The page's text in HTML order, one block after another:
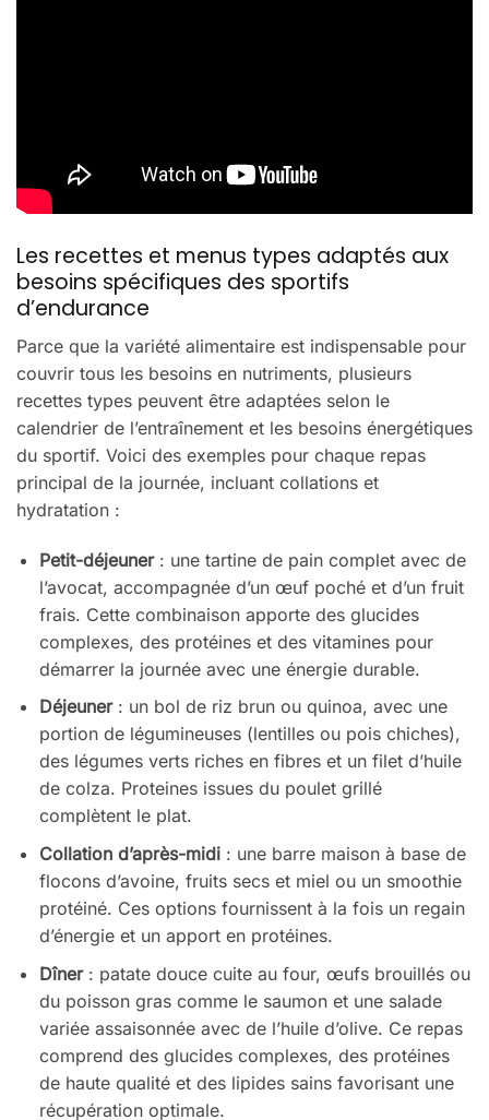
Les recettes et menus types adaptés aux
besoins spécifiques des sportifs
d’endurance
Parce que la variété alimentaire est indispensable pour
couvrir tous les besoins en nutriments, plusieurs
recettes types peuvent être adaptées selon le
calendrier de l’entraînement et les besoins énergétiques
du sportif. Voici des exemples pour chaque repas
principal de la journée, incluant collations et
hydratation :
Petit-déjeuner: une tartine de pain complet avec de
l’avocat, accompagnée d’un œuf poché et d’un fruit
frais. Cette combinaison apporte des glucides
complexes, des protéines et des vitamines pour
démarrer la journée avec une énergie durable.
Déjeuner: un bol de riz brun ou quinoa, avec une
portion de légumineuses (lentilles ou pois chiches),
des légumes verts riches en fibres et un filet d’huile
de colza. Proteines issues du poulet grillé
complètent le plat.
Collation d’après-midi: une barre maison à base de
flocons d’avoine, fruits secs et miel ou un smoothie
protéiné. Ces options fournissent à la fois un regain
d’énergie et un apport en protéines.
Dîner: patate douce cuite au four, œufs brouillés ou
du poisson gras comme le saumon et une salade
variée assaisonnée avec de l’huile d’olive. Ce repas
comprend des glucides complexes, des protéines
de haute qualité et des lipides sains favorisant une
récupération optimale.